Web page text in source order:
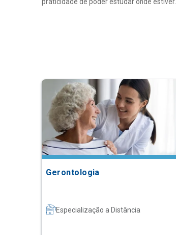
praticidade de poder estudar onde estiver.
Gerontologia
Especialização a Distância